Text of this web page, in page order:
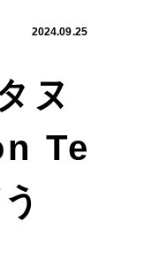
2024.09.25
ヌ
Te